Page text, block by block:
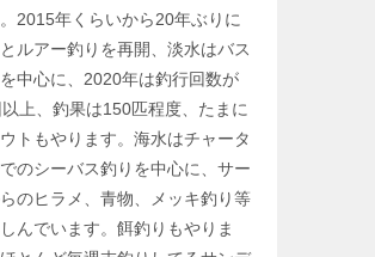
2015年くらいから20年ぶりに
ルアー釣りを再開、淡水はバス
中心に、2020年は釣行回数が
上、釣果は150匹程度、たまに
ウトもやります。海水はチャータ
のシーバス釣りを中心に、サー
のヒラメ、青物、メッキ釣り等
んでいます。餌釣りもやりま